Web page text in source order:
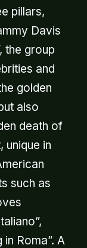
pillars,
Davis
the group
and
golden
also
death of
unique in
such as
in Roma”. A